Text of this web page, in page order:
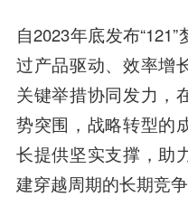
自2023年底发布
过产品驱动、效率增
关键举措协同发力，
势突围，战略转型的
长提供坚实支撑，助
建穿越周期的长期竞争